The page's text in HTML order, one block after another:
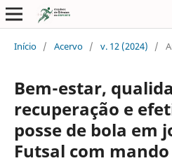
Início / Acervo / v. 12 (2024) /
Bem-estar,
recuperação e
posse de bola em
Futsal com